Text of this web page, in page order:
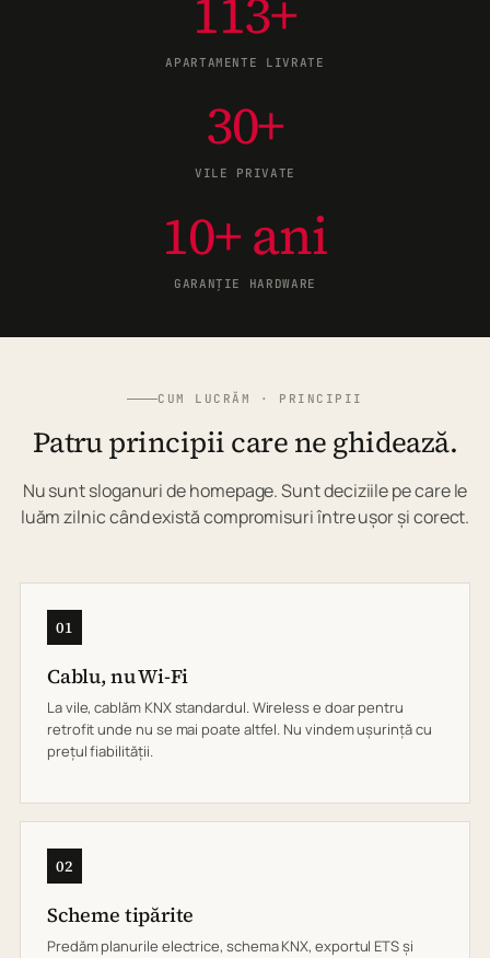
APARTAMENTE LIVRATE
30+
VILE PRIVATE
10+ ani
GARANȚIE HARDWARE
CUM LUCRĂM · PRINCIPII
Patru principii care ne ghidează.
Nu sunt sloganuri de homepage. Sunt deciziile pe care le
luăm zilnic când există compromisuri între ușor și corect.
01
Cablu, nu Wi-Fi
La vile, cablăm KNX standardul. Wireless e doar pentru
retrofit unde nu se mai poate altfel. Nu vindem ușurință cu
prețul fiabilității.
02
Scheme tipărite
Predăm planurile electrice, schema KNX, exportul ETS și